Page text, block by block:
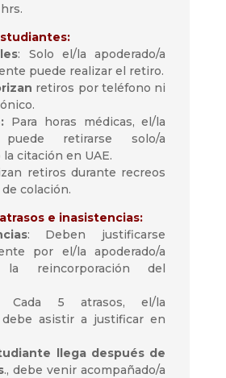
: Solo el/la apoderado/a
puede realizar el retiro.
retiros por teléfono ni
Para horas médicas, el/la
puede retirarse solo/a
citación en UAE.
retiros durante recreos
colación.
e inasistencias:
: Deben justificarse
por el/la apoderado/a
reincorporación del
Cada 5 atrasos, el/la
debe asistir a justificar en
llega después de
., debe venir acompañado/a